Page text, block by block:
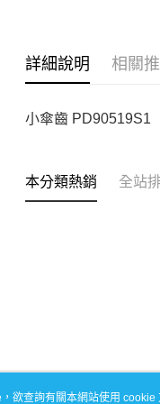
詳細說明 相關
小傘齒 PD90519S1
本分類熱銷 全站
欲查詢有關本網站使用